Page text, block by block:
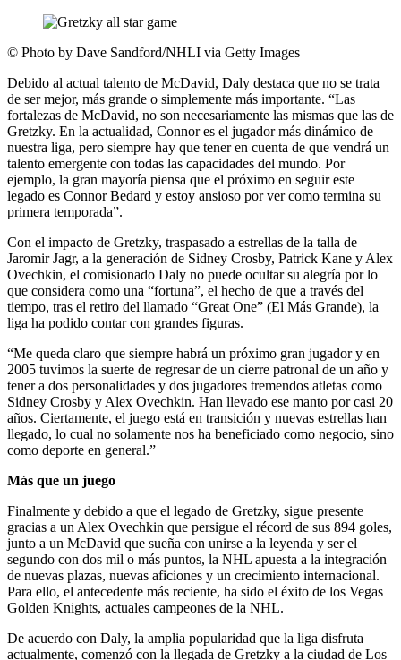
© Photo by Dave Sandford/NHLI via Getty Images
Debido al actual talento de McDavid, Daly destaca que no se trata
de ser mejor, más grande o simplemente más importante. “Las
fortalezas de McDavid, no son necesariamente las mismas que las de
Gretzky. En la actualidad, Connor es el jugador más dinámico de
nuestra liga, pero siempre hay que tener en cuenta de que vendrá un
talento emergente con todas las capacidades del mundo. Por
ejemplo, la gran mayoría piensa que el próximo en seguir este
legado es Connor Bedard y estoy ansioso por ver como termina su
primera temporada”.
Con el impacto de Gretzky, traspasado a estrellas de la talla de
Jaromir Jagr, a la generación de Sidney Crosby, Patrick Kane y Alex
Ovechkin, el comisionado Daly no puede ocultar su alegría por lo
que considera como una “fortuna”, el hecho de que a través del
tiempo, tras el retiro del llamado “Great One” (El Más Grande), la
liga ha podido contar con grandes figuras.
“Me queda claro que siempre habrá un próximo gran jugador y en
2005 tuvimos la suerte de regresar de un cierre patronal de un año y
tener a dos personalidades y dos jugadores tremendos atletas como
Sidney Crosby y Alex Ovechkin. Han llevado ese manto por casi 20
años. Ciertamente, el juego está en transición y nuevas estrellas han
llegado, lo cual no solamente nos ha beneficiado como negocio, sino
como deporte en general.”
Más que un juego
Finalmente y debido a que el legado de Gretzky, sigue presente
gracias a un Alex Ovechkin que persigue el récord de sus 894 goles,
junto a un McDavid que sueña con unirse a la leyenda y ser el
segundo con dos mil o más puntos, la NHL apuesta a la integración
de nuevas plazas, nuevas aficiones y un crecimiento internacional.
Para ello, el antecedente más reciente, ha sido el éxito de los Vegas
Golden Knights, actuales campeones de la NHL.
De acuerdo con Daly, la amplia popularidad que la liga disfruta
actualmente, comenzó con la llegada de Gretzky a la ciudad de Los